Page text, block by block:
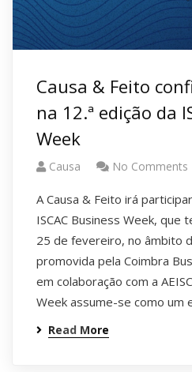
Causa & Feito
na 12.ª edição da
Week
Causa No Comments
ACausa & Feito irá
ISCAC Business Week, que
25 de fevereiro, no âmbito
promovida pela Coimbra
em colaboração com a
Week assume-se como um
Read More